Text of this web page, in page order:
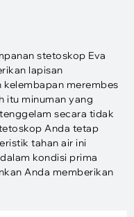
stetoskop Eva
lapisan
merembes
itu minuman yang
secara tidak
Anda tetap
tahan air ini
kondisi prima
Anda memberikan